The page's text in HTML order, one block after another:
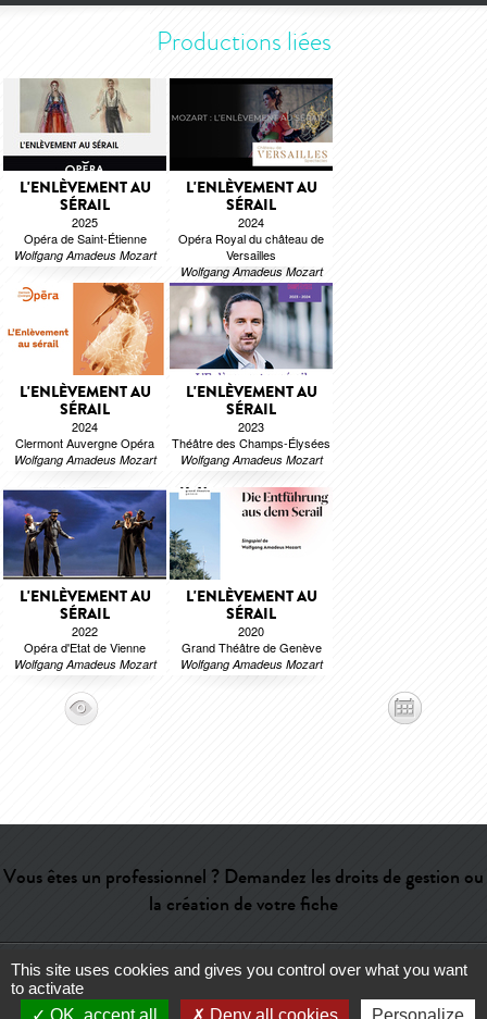
Productions liées
L'ENLÈVEMENT AU
SÉRAIL
2025
Opéra de Saint-Étienne
Wolfgang Amadeus Mozart
L'ENLÈVEMENT AU
SÉRAIL
2024
Opéra Royal du château de
Versailles
Wolfgang Amadeus Mozart
L'ENLÈVEMENT AU
SÉRAIL
2024
Clermont Auvergne Opéra
Wolfgang Amadeus Mozart
L'ENLÈVEMENT AU
SÉRAIL
2023
Théâtre des Champs-Élysées
Wolfgang Amadeus Mozart
L'ENLÈVEMENT AU
SÉRAIL
2022
Opéra d'Etat de Vienne
Wolfgang Amadeus Mozart
L'ENLÈVEMENT AU
SÉRAIL
2020
Grand Théâtre de Genève
Wolfgang Amadeus Mozart
Vous êtes un professionnel ? Demandez les droits de gestion ou
la création de votre fiche
Aide-Contact-Admin-Lexique-CGU-Qui sommes-nous ?-
This site uses cookies and gives you control over what you want
to activate
OK, accept all
Deny all cookies Personalize